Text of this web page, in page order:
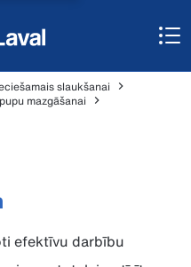
slaukšanai
mazgāšanai
efektīvu darbību